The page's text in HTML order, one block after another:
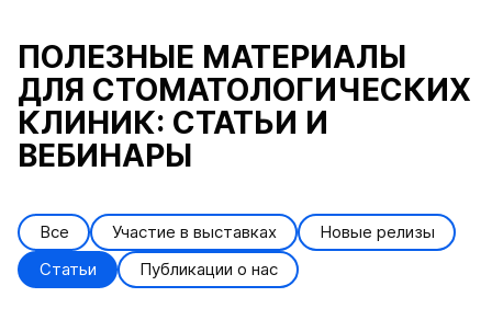
ПОЛЕЗНЫЕ МАТЕРИАЛЫ
ДЛЯ СТОМАТОЛОГИЧЕСКИХ
КЛИНИК: СТАТЬИ И
ВЕБИНАРЫ
Все Участие в выставках
Новые релизы
Статьи
Публикации о нас